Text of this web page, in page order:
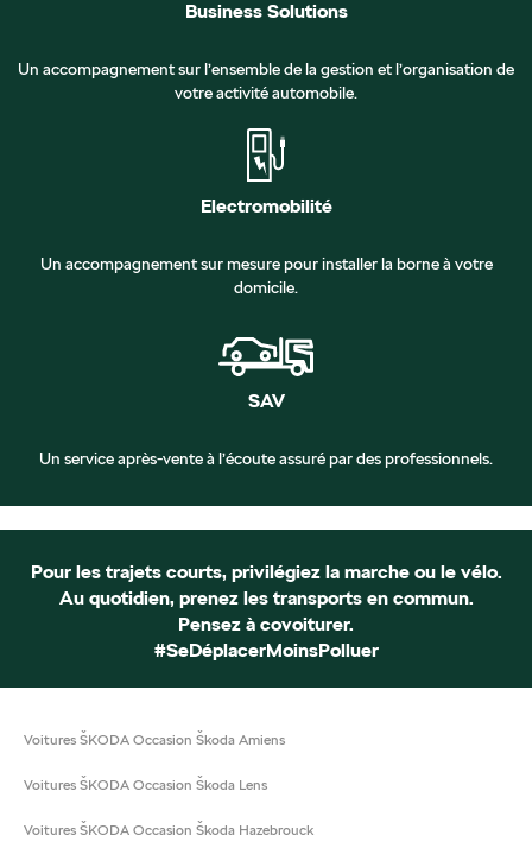
Business Solutions
Un accompagnement sur l’ensemble de la gestion et l’organisation de
votre activité automobile.
Electromobilité
Un accompagnement sur mesure pour installer la borne à votre
domicile.
SAV
Un service après-vente à l’écoute assuré par des professionnels.
Pour les trajets courts, privilégiez la marche ou le vélo.
Au quotidien, prenez les transports en commun.
Pensez à covoiturer.
#SeDéplacerMoinsPolluer
Voitures ŠKODA Occasion Škoda Amiens
Voitures ŠKODA Occasion Škoda Lens
Voitures ŠKODA Occasion Škoda Hazebrouck